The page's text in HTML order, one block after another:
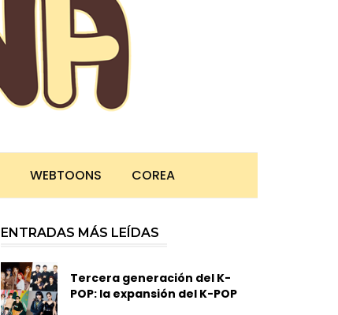
WEBTOONS COREA
ENTRADAS MÁS LEÍDAS
Tercera generación del K-
POP: la expansión del K-POP